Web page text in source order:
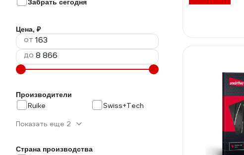
Забрать сегодня
Цена, ₽
от
до
Производители
Ruike Swiss+Tech
Показать еще 2
Страна производства